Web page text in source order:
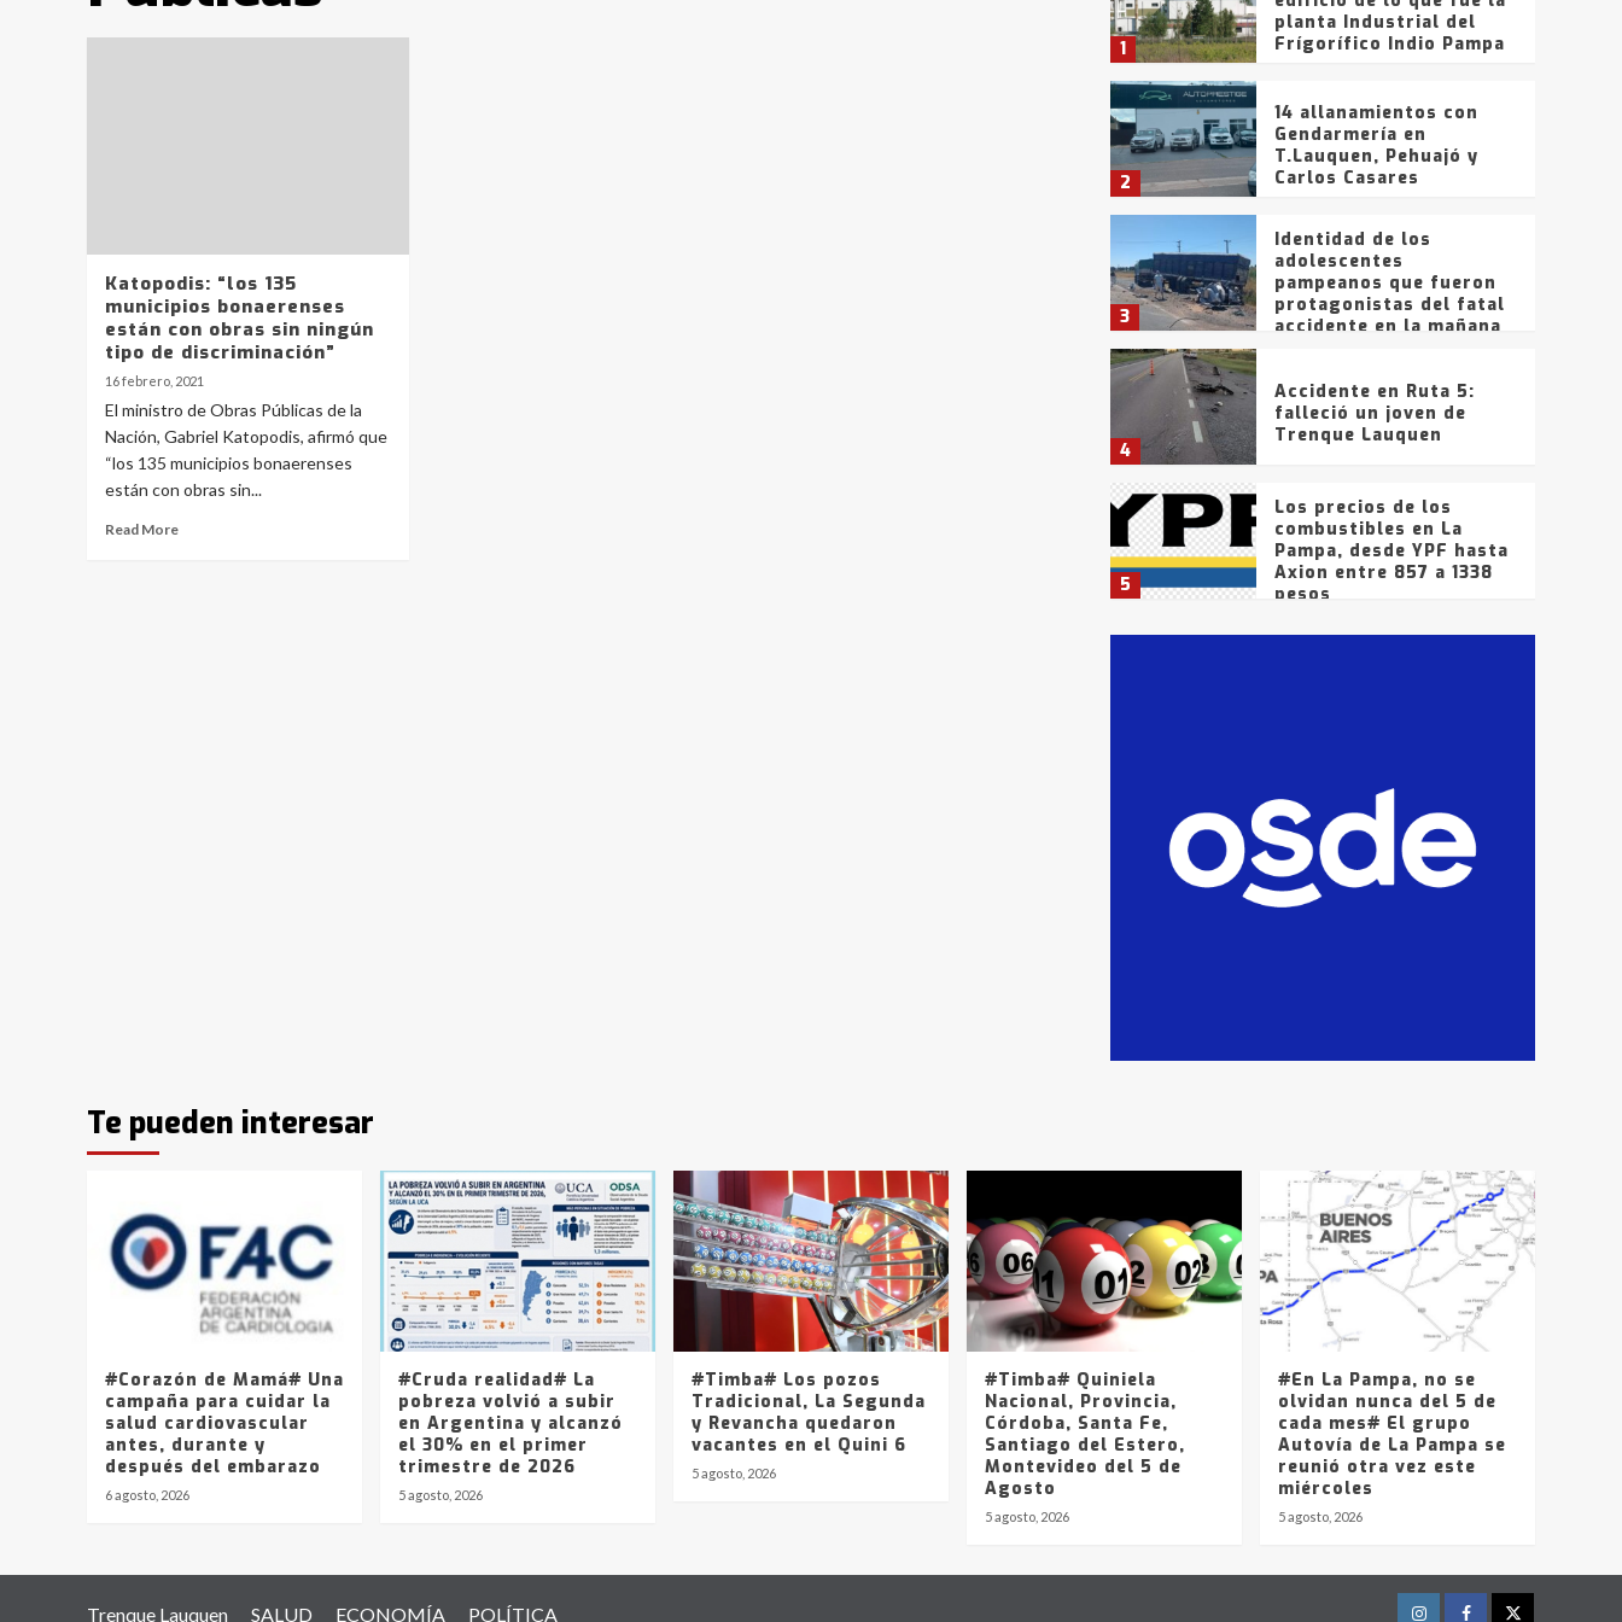
Katopodis: “los 135
municipios bonaerenses
están con obras sin ningún
tipo de discriminación”
16 febrero, 2021
El ministro de Obras Públicas de la
Nación, Gabriel Katopodis, afirmó que
“los 135 municipios bonaerenses
están con obras sin...
Read More
1
planta Industrial del
Frígorífico Indio Pampa
2
14 allanamientos con
Gendarmería en
T.Lauquen, Pehuajó y
Carlos Casares
3
Identidad de los
adolescentes
pampeanos que fueron
protagonistas del fatal
accidente en la mañana
4
Accidente en Ruta 5:
falleció un joven de
Trenque Lauquen
5
Los precios de los
combustibles en La
Pampa, desde YPF hasta
Axion entre 857 a 1338
pesos
La Bolsa de Cereales de
que intentaron evadir a
la Policía fueron
detenidos por
comercialización de
drogas en la tarde del
sábado
3
Identidad de los
adolescentes
pampeanos que fueron
protagonistas del fatal
accidente en la mañana
del lunes
4
Accidente en Ruta 5:
falleció un joven de
Trenque Lauquen
Los precios de los
combustibles en La
Pampa, desde YPF hasta
Axion entre 857 a 1338
pesos
Te pueden interesar
#Corazón de Mamá# Una
campaña para cuidar la
salud cardiovascular
antes, durante y
después del embarazo
6 agosto, 2026
#Cruda realidad# La
pobreza volvió a subir
en Argentina y alcanzó
el 30% en el primer
trimestre de 2026
5 agosto, 2026
#Timba# Los pozos
Tradicional, La Segunda
y Revancha quedaron
vacantes en el Quini 6
5 agosto, 2026
#Timba# Quiniela
Nacional, Provincia,
Córdoba, Santa Fe,
Santiago del Estero,
Montevideo del 5 de
Agosto
5 agosto, 2026
#En La Pampa, no se
olvidan nunca del 5 de
cada mes# El grupo
Autovía de La Pampa se
reunió otra vez este
miércoles
5 agosto, 2026
Trenque Lauquen SALUD ECONOMÍA POLÍTICA